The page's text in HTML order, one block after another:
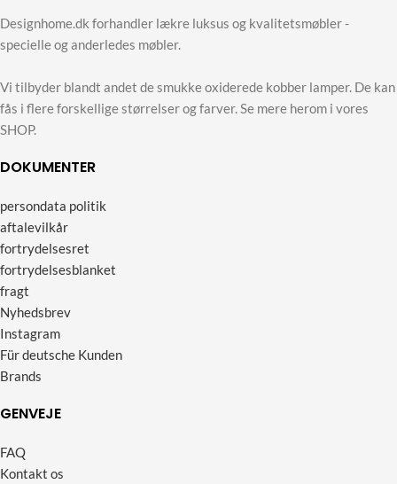
Designhome.dk forhandler lækre luksus og kvalitetsmøbler -
specielle og anderledes møbler.
Vi tilbyder blandt andet de smukke oxiderede kobber lamper. De kan
fås i flere forskellige størrelser og farver. Se mere herom i vores
SHOP.
DOKUMENTER
persondata politik
aftalevilkår
fortrydelsesret
fortrydelsesblanket
fragt
Nyhedsbrev
Instagram
Für deutsche Kunden
Brands
GENVEJE
FAQ
Kontakt os